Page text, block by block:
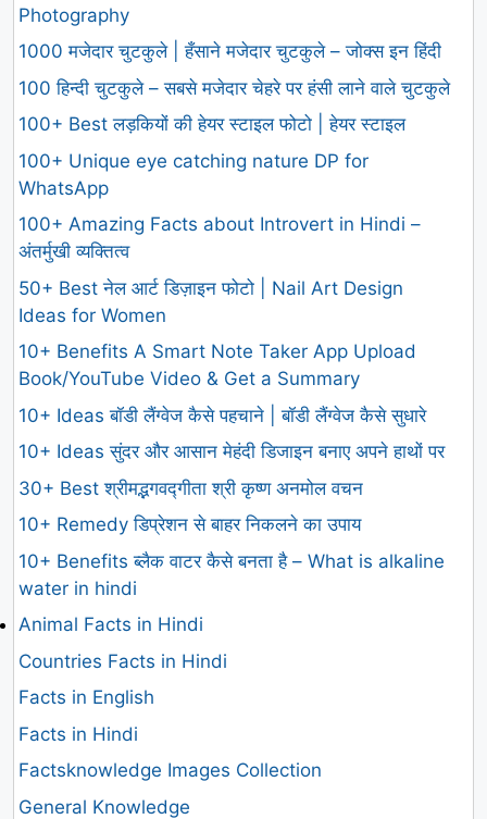
Photography
1000 मजेदार चुटकुले | हँसाने मजेदार चुटकुले – जोक्स इन हिंदी
100 हिन्दी चुटकुले – सबसे मजेदार चेहरे पर हंसी लाने वाले चुटकुले
100+ Best लड़कियों की हेयर स्टाइल फोटो | हेयर स्टाइल
100+ Unique eye catching nature DP for
WhatsApp
100+ Amazing Facts about Introvert in Hindi –
अंतर्मुखी व्यक्तित्व
50+ Best नेल आर्ट डिज़ाइन फोटो | Nail Art Design
Ideas for Women
10+ Benefits A Smart Note Taker App Upload
Book/YouTube Video & Get a Summary
10+ Ideas बॉडी लैंग्वेज कैसे पहचाने | बॉडी लैंग्वेज कैसे सुधारे
10+ Ideas सुंदर और आसान मेहंदी डिजाइन बनाए अपने हाथों पर
30+ Best श्रीमद्भगवद्गीता श्री कृष्ण अनमोल वचन
10+ Remedy डिप्रेशन से बाहर निकलने का उपाय
10+ Benefits ब्लैक वाटर कैसे बनता है – What is alkaline
water in hindi
Animal Facts in Hindi
Countries Facts in Hindi
Facts in English
Facts in Hindi
Factsknowledge Images Collection
General Knowledge